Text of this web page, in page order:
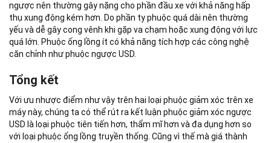
ngược nên thường gây nặng cho phần đầu xe với khả năng hấp
thụ xung động kém hơn. Do phần ty phuộc quá dài nên thường
yếu và dễ gây cong vênh khi gặp va chạm hoặc xung động với lực
quá lớn. Phuộc ống lồng ít có khả năng tích hợp các công nghệ
căn chỉnh như phuộc ngược USD.
Tổng kết
Với ưu nhược điểm như vậy trên hai loại phuộc giảm xóc trên xe
máy này, chúng ta có thể rút ra kết luận phuộc giảm xóc ngược
USD là loại phuộc tiên tiến hơn, thẩm mĩ hơn và đa dụng hơn so
với loại phuộc ống lồng truyền thống. Cũng vì thế mà giá thành